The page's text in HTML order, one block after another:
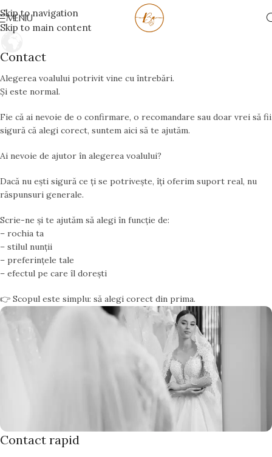
Skip to navigation
Skip to main content
MENIU
Contact
Alegerea voalului potrivit vine cu întrebări.
Și este normal.
Fie că ai nevoie de o confirmare, o recomandare sau doar vrei să fii
sigură că alegi corect, suntem aici să te ajutăm.
Ai nevoie de ajutor în alegerea voalului?
Dacă nu ești sigură ce ți se potrivește, îți oferim suport real, nu
răspunsuri generale.
Scrie-ne și te ajutăm să alegi în funcție de:
– rochia ta
– stilul nunții
– preferințele tale
– efectul pe care îl dorești
👉 Scopul este simplu: să alegi corect din prima.
Contact rapid